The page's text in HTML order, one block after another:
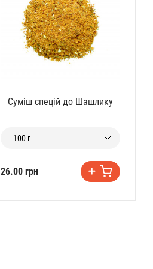
Суміш спецій до Шашлику
100 г
26.00 грн